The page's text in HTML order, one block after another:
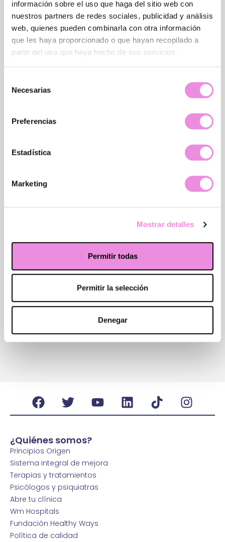
información sobre el uso que haga del sitio web con
nuestros partners de redes sociales, publicidad y análisis
web, quienes pueden combinarla con otra información
que les haya proporcionado o que hayan recopilado a
partir del uso que haya hecho de sus servicios.
Necesarias
Preferencias
Estadística
Marketing
Mostrar detalles
Permitir todas
Permitir la selección
Denegar
Ver especialidad
Terapia de pareja
Ver especialidad
¿Quiénes somos?
Principios Origen
Sistema integral de mejora
Terapias y tratamientos
Psicólogos y psiquiatras
Abre tu clínica
Wm Hospitals
Fundación Healthy Ways
Política de calidad